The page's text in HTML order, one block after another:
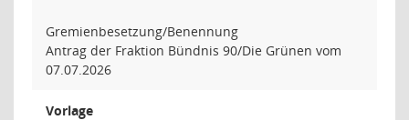
Gremienbesetzung/Benennung
Antrag der Fraktion Bündnis 90/Die Grünen vom
07.07.2026
Vorlage